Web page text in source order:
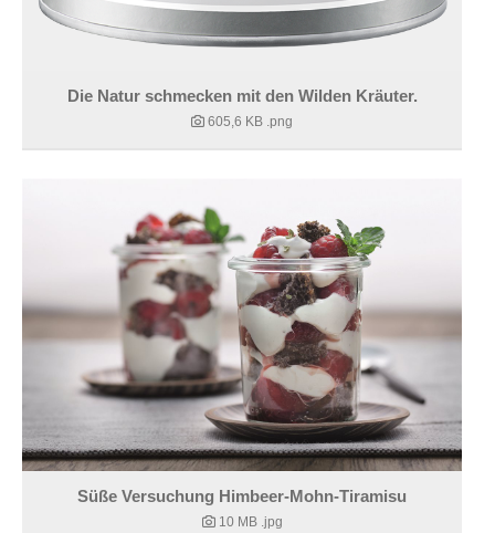
Die Natur schmecken mit den Wilden Kräuter.
605,6 KB .png
Süße Versuchung Himbeer-Mohn-Tiramisu
10 MB .jpg